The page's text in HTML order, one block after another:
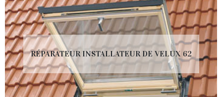
RÉPARATEUR INSTALLATEUR DE VELUX 62